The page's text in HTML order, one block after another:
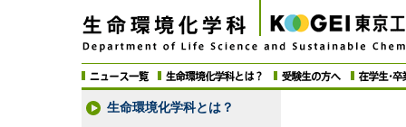
生命環境化学科とは？